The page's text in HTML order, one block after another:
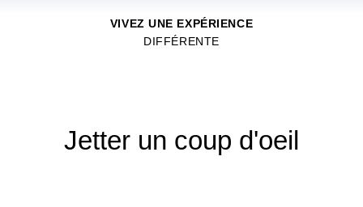
VIVEZ UNE EXPÉRIENCE
DIFFÉRENTE
Jetter un coup d'oeil